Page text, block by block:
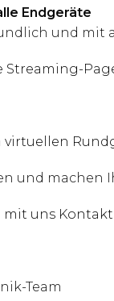
Endgeräte
und mit
virtuellen
und machen
uns Kontakt
Team